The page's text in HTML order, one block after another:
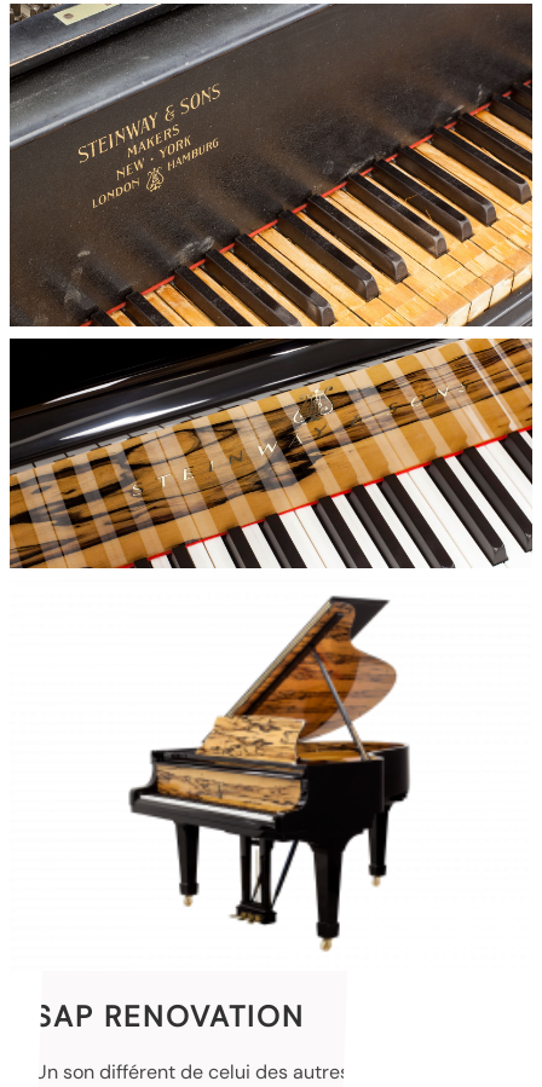
SAP RENOVATION
Un son différent de celui des autres